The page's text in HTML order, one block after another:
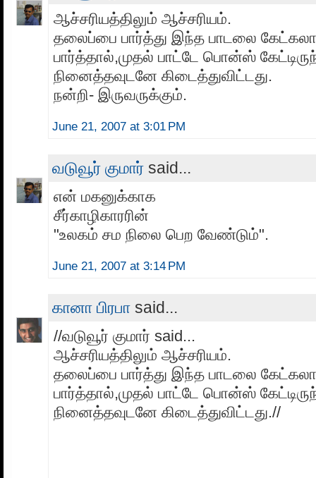
ஆச்சரியத்திலும் ஆச்சரியம்.
தலைப்பை பார்த்து இந்த பாடலை
பார்த்தால்,முதல் பாட்டே பொன்ஸ்
நினைத்தவுடனே கிடைத்துவிட்டது.
நன்றி- இருவருக்கும்.
June 21, 2007 at 3:01 PM
வடுவூர் குமார் said...
என் மகனுக்காக
சீர்காழிகாரரின்
"உலகம் சம நிலை பெற வேண்டும்".
June 21, 2007 at 3:14 PM
கானா பிரபா said...
//வடுவூர் குமார் said...
ஆச்சரியத்திலும் ஆச்சரியம்.
தலைப்பை பார்த்து இந்த பாடலை
பார்த்தால்,முதல் பாட்டே பொன்ஸ்
நினைத்தவுடனே கிடைத்துவிட்டது.//